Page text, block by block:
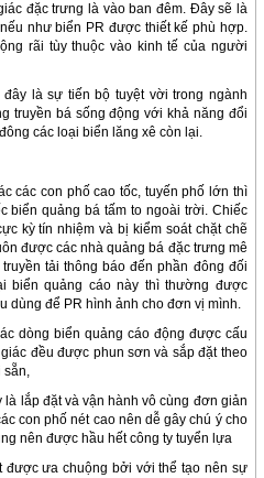
đặc trưng là vào ban đêm. Đây sẽ là
như biển PR được thiết kế phù hợp.
rãi tùy thuộc vào kinh tế của người
là sự tiến bộ tuyệt vời trong ngành
truyền bá sống động với khả năng đổi
các loại biển lăng xê còn lại.
các con phố cao tốc, tuyến phố lớn thì
biển quảng bá tấm to ngoài trời. Chiếc
kỳ tín nhiệm và bị kiểm soát chặt chẽ
được các nhà quảng bá đặc trưng mê
tải thông báo đến phần đông đối
biển quảng cáo này thì thường được
dùng để PR hình ảnh cho đơn vị mình.
dòng biển quảng cáo động được cấu
đều được phun sơn và sắp đặt theo
sẵn,
lắp đặt và vận hành vô cùng đơn giản
con phố nét cao nên dễ gây chú ý cho
nên được hầu hết công ty tuyển lựa
được ưa chuộng bởi với thể tạo nên sự